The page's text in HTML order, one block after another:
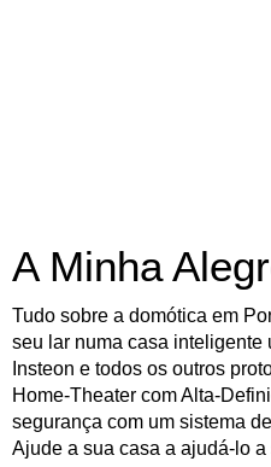
A Minha
Tudo sobre a domótica em
seu lar numa casa inteligente
Insteon e todos os outros
Home-Theater com Alta-
segurança com um sistema
Ajude a sua casa a ajudá-lo a